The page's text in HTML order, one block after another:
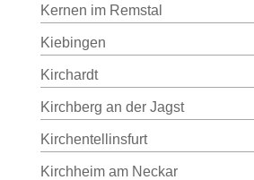
Kernen im Remstal
Kiebingen
Kirchardt
Kirchberg an der Jagst
Kirchentellinsfurt
Kirchheim am Neckar